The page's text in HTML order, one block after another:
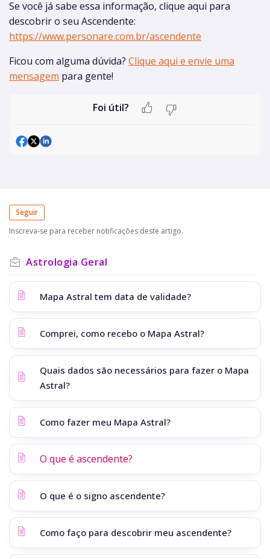
Se você já sabe essa informação, clique aqui para
descobrir o seu Ascendente:
https://www.personare.com.br/ascendente
Ficou com alguma dúvida? Clique aqui e envie uma
mensagem para gente!
Foi útil?
Seguir
Inscreva-se para receber notificações deste artigo.
Astrologia Geral
Mapa Astral tem data de validade?
Comprei, como recebo o Mapa Astral?
Quais dados são necessários para fazer o Mapa
Astral?
Como fazer meu Mapa Astral?
O que é ascendente?
O que é o signo ascendente?
Como faço para descobrir meu ascendente?